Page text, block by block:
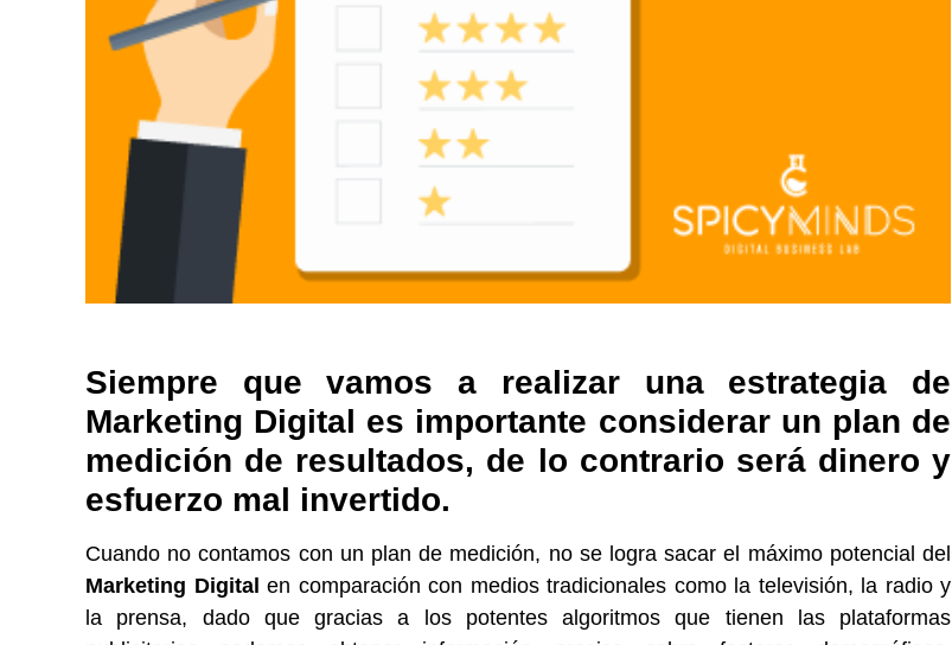
Siempre que vamos a realizar una estrategia de
Marketing Digital es importante considerar un plan de
medición de resultados, de lo contrario será dinero y
esfuerzo mal invertido.
Cuando no contamos con un plan de medición, no se logra sacar el máximo potencial del
Marketing Digital en comparación con medios tradicionales como la televisión, la radio y
la prensa, dado que gracias a los potentes algoritmos que tienen las plataformas